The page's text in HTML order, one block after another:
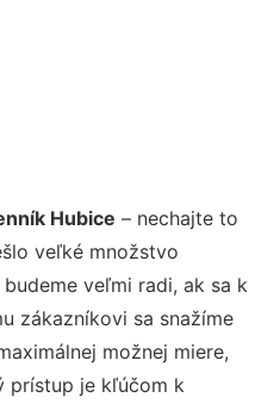
Hubice – nechajte to
veľké množstvo
veľmi radi, ak sa k
zákazníkovi sa snažíme
možnej miere,
prístup je kľúčom k